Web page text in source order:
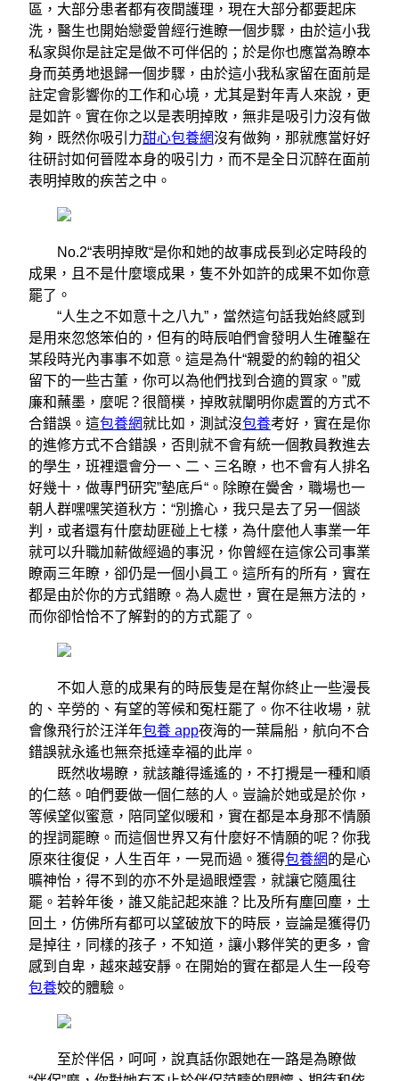
區，大部分患者都有夜間護理，現在大部分都要起床
洗，醫生也開始戀愛曾經行進瞭一個步驟，由於這小我
私家與你是註定是做不可伴侶的；於是你也應當為瞭本
身而英勇地退歸一個步驟，由於這小我私家留在面前是
註定會影響你的工作和心境，尤其是對年青人來說，更
是如許。實在你之以是表明掉敗，無非是吸引力沒有做
夠，既然你吸引力甜心包養網沒有做夠，那就應當好好
往研討如何晉陞本身的吸引力，而不是全日沉醉在面前
表明掉敗的疾苦之中。
No.2“表明掉敗“是你和她的故事成長到必定時段的
成果，且不是什麼壞成果，隻不外如許的成果不如你意
罷了。
“人生之不如意十之八九”，當然這句話我始終感到
是用來忽悠笨伯的，但有的時辰咱們會發明人生確鑿在
某段時光內事事不如意。這是為什“親愛的約翰的祖父
留下的一些古董，你可以為他們找到合適的買家。”威
廉和蘸墨，麼呢？很簡樸，掉敗就闡明你處置的方式不
合錯誤。這包養網就比如，測試沒包養考好，實在是你
的進修方式不合錯誤，否則就不會有統一個教員教進去
的學生，班裡還會分一、二、三名瞭，也不會有人排名
好幾十，做專門研究”墊底戶“。除瞭在黌舍，職場也一
朝人群嘿嘿笑道秋方：“別擔心，我只是去了另一個談
判，或者還有什麼劫匪碰上七樣，為什麼他人事業一年
就可以升職加薪做經過的事況，你曾經在這傢公司事業
瞭兩三年瞭，卻仍是一個小員工。這所有的所有，實在
都是由於你的方式錯瞭。為人處世，實在是無方法的，
而你卻恰恰不了解對的的方式罷了。
不如人意的成果有的時辰隻是在幫你終止一些漫長
的、辛勞的、有望的等候和冤枉罷了。你不往收場，就
會像飛行於汪洋年包養 app夜海的一葉扁船，航向不合
錯誤就永遙也無奈抵達幸福的此岸。
既然收場瞭，就該離得遙遙的，不打攪是一種和順
的仁慈。咱們要做一個仁慈的人。豈論於她或是於你，
等候望似蜜意，陪同望似暖和，實在都是本身那不情願
的捏詞罷瞭。而這個世界又有什麼好不情願的呢？你我
原來往復促，人生百年，一晃而過。獲得包養網的是心
曠神怡，得不到的亦不外是過眼煙雲，就讓它隨風往
罷。若幹年後，誰又能記起來誰？比及所有塵回塵，土
回土，仿佛所有都可以望破放下的時辰，豈論是獲得仍
是掉往，同樣的孩子，不知道，讓小夥伴笑的更多，會
感到自卑，越來越安靜。在開始的實在都是人生一段夸
包養姣的體驗。
至於伴侶，呵呵，說真話你跟她在一路是為瞭做